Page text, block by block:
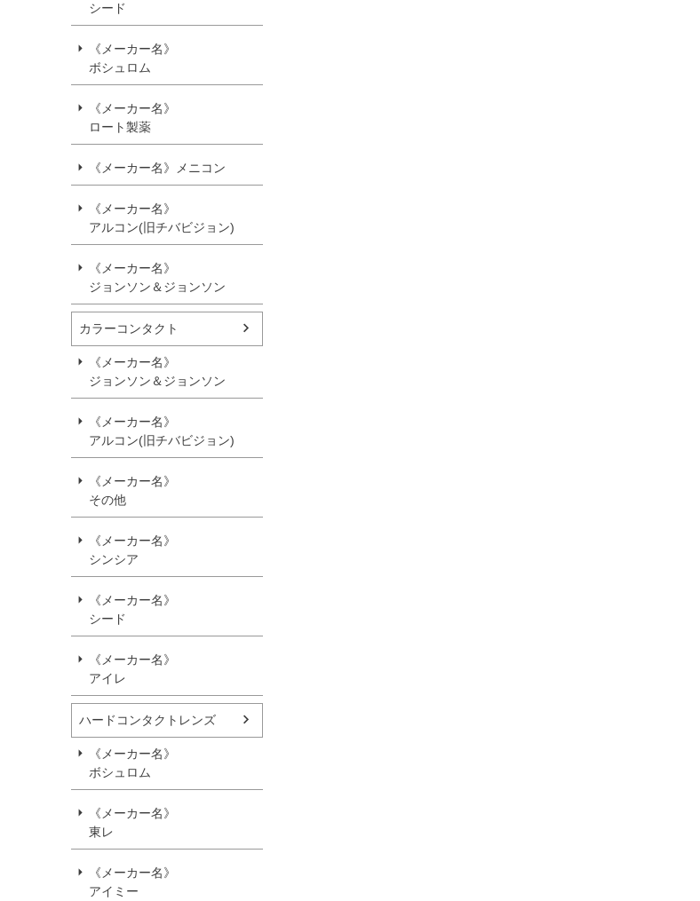
シード
《メーカー名》
ボシュロム
《メーカー名》
ロート製薬
《メーカー名》メニコン
《メーカー名》
アルコン(旧チバビジョン)
《メーカー名》
ジョンソン＆ジョンソン
カラーコンタクト
《メーカー名》
ジョンソン＆ジョンソン
《メーカー名》
アルコン(旧チバビジョン)
《メーカー名》
その他
《メーカー名》
シンシア
《メーカー名》
シード
《メーカー名》
アイレ
ハードコンタクトレンズ
《メーカー名》
ボシュロム
《メーカー名》
東レ
《メーカー名》
アイミー